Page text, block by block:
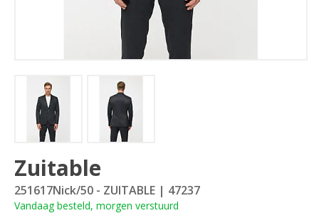
Zuitable
251617Nick/50 - ZUITABLE | 47237
Vandaag besteld, morgen verstuurd